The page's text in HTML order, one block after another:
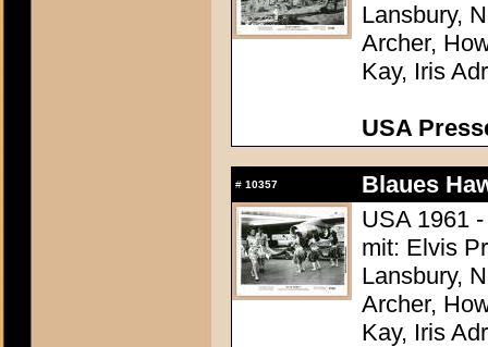
Lansbury,
Archer,
Kay, Iris
USA
# 10357
Blaues
USA 1961
mit: Elvis
Lansbury,
Archer,
Kay, Iris